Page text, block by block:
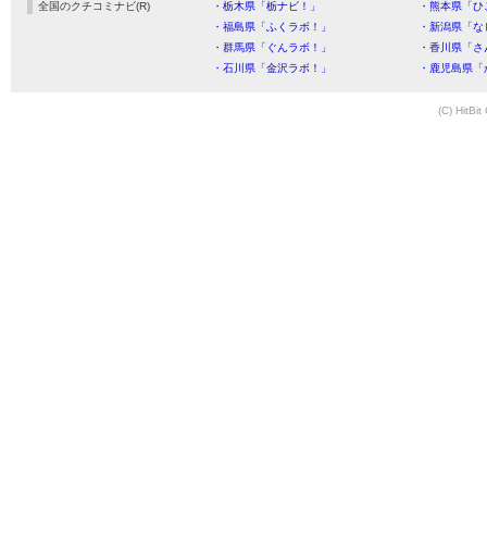
全国のクチコミナビ(R) ・栃木県「栃ナビ！」
・熊本県「
・福島県「ふくラボ！」
・新潟県「
・群馬県「ぐんラボ！」
・香川県「
・石川県「金沢ラボ！」
・鹿児島県
(C) HitBit